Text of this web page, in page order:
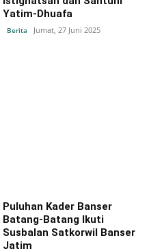
Yatim-Dhuafa
Berita Jumat, 27 Juni 2025
Puluhan Kader Banser
Batang-Batang Ikuti
Susbalan Satkorwil Banser
Jatim